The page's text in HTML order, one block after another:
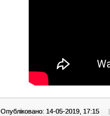
Опубліковано: 14-05-2019, 17:15 |